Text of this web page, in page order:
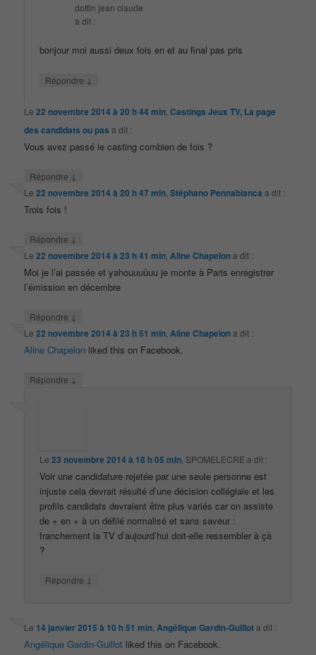
dottin jean claude
a dit :
bonjour moi aussi deux fois en et au final pas pris
Répondre ↓
Le22 novembre 2014 à 20 h 44 min ,Castings Jeux TV, La page
des candidats ou pas a dit :
Vous avez passé le casting combien de fois ?
Répondre ↓
Le22 novembre 2014 à 20 h 47 min ,Stéphano Pennabianca a dit :
Trois fois !
Répondre ↓
Le22 novembre 2014 à 23 h 41 min Aline Chapelona dit :
Moi je l’ai passée et yahouuuûuu je monte à Paris enregistrer
l’émission en décembre
Répondre ↓
Le22 novembre 2014 à 23 h 51 min Aline Chapelona dit :
Aline Chapelon liked this on Facebook.
Répondre ↓
Le23 novembre 2014 à 18 h 05 min SPOMELECRE a dit :
Voir une candidature rejetée par une seule personne est
injuste cela devrait résulté d’une décision collégiale et les
profils candidats devraient être plus variés car on assiste
de + en + à un défilé normalisé et sans saveur :
franchement la TV d’aujourd’hui doit-elle ressembler à çà
?
Répondre ↓
Le 14 janvier 2015 à 10 h 51 min Angélique Gardin-Guillota dit :
Angélique Gardin-Guillot liked this on Facebook.